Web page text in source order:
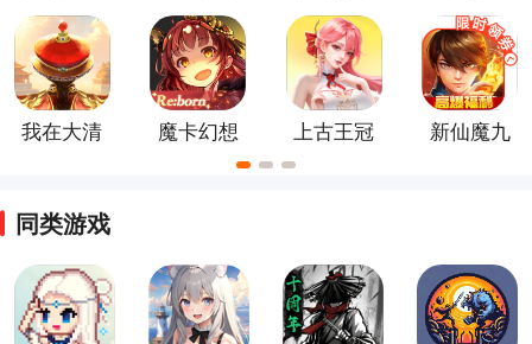
屋官方版
官方正版
正版手游
什游戏
我在大清
魔卡幻想
官方正版
上古王冠
手游最新
新仙魔九
同类游戏